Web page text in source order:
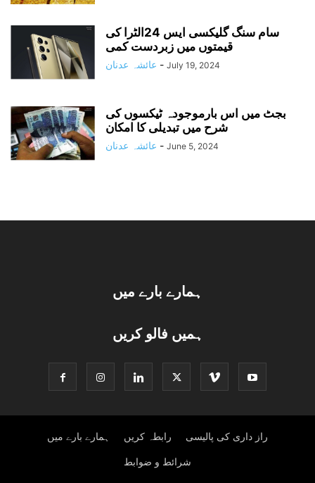
سام سنگ گلیکسی ایس 24الٹرا کی
قیمتوں میں زبردست کمی
عائشہ عدنان - July 19, 2024
بجٹ میں اس بارموجودہ ٹیکسوں کی
شرح میں تبدیلی کا امکان
عائشہ عدنان - June 5, 2024
ہمارے بارے میں
ہمیں فالو کریں
ہمارے بارے میں رابطہ کریں راز داری کی پالیسی
شرائط و ضوابط